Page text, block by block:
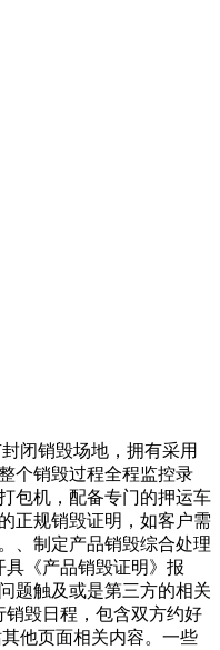
闭销毁场地，拥有采用
个销毁过程全程监控录
包机，配备专门的押运车
正规销毁证明，如客户需
、制定产品销毁综合处理
《产品销毁证明》报
题触及或是第三方的相关
毁日程，包含双方约好
他页面相关内容。一些